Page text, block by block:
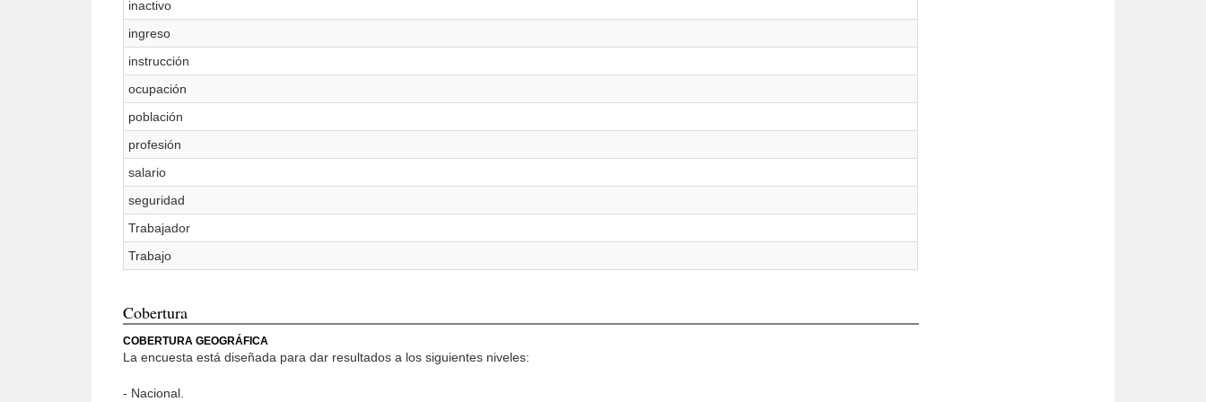
inactivo
ingreso
instrucción
ocupación
población
profesión
salario
seguridad
Trabajador
Trabajo
Cobertura
COBERTURA GEOGRÁFICA
La encuesta está diseñada para dar resultados a los siguientes niveles:
- Nacional.